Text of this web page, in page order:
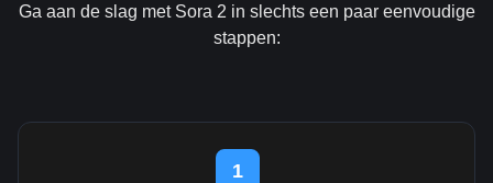
Ga aan de slag met Sora 2 in slechts een paar eenvoudige
stappen:
1